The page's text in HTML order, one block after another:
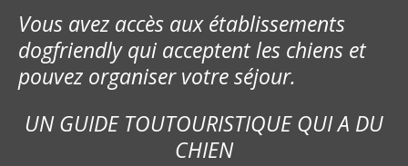
Vous avez accès aux établissements
dogfriendly qui acceptent les chiens et
pouvez organiser votre séjour.
UN GUIDE TOUTOURISTIQUE QUI A DU
CHIEN